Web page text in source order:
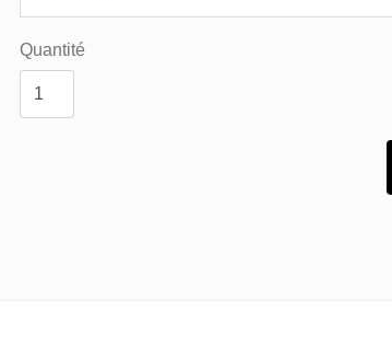
Quantité